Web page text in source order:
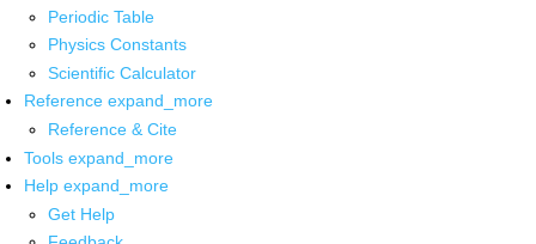
Periodic Table
Physics Constants
Scientific Calculator
Reference expand_more
Reference & Cite
Tools expand_more
Help expand_more
Get Help